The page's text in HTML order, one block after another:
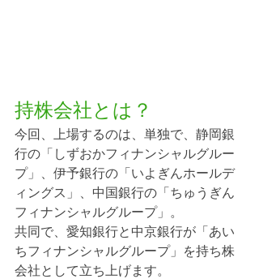
持株会社とは？
今回、上場するのは、単独で、静岡銀
行の「しずおかフィナンシャルグルー
プ」、伊予銀行の「いよぎんホールデ
ィングス」、中国銀行の「ちゅうぎん
フィナンシャルグループ」。
共同で、愛知銀行と中京銀行が「あい
ちフィナンシャルグループ」を持ち株
会社として立ち上げます。